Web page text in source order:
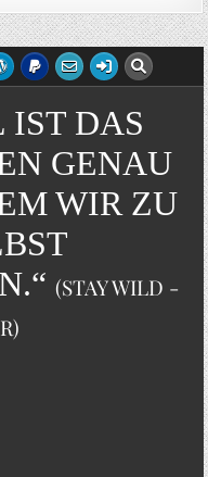
IST DAS
GENAU
WIR ZU
(STAY WILD -